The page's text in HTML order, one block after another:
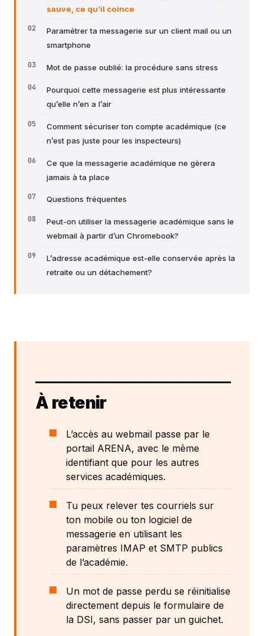
sauve, ce qu’il coince
Paramétrer ta messagerie sur un client mail ou un
smartphone
Mot de passe oublié: la procédure sans stress
Pourquoi cette messagerie est plus intéressante
qu’elle n’en a l’air
Comment sécuriser ton compte académique (ce
n’est pas juste pour les inspecteurs)
Ce que la messagerie académique ne gèrera
jamais à ta place
Questions fréquentes
Peut-on utiliser la messagerie académique sans le
webmail à partir d’un Chromebook?
L’adresse académique est-elle conservée après la
retraite ou un détachement?
À retenir
L’accès au webmail passe par le
portail ARENA, avec le même
identifiant que pour les autres
services académiques.
Tu peux relever tes courriels sur
ton mobile ou ton logiciel de
messagerie en utilisant les
paramètres IMAP et SMTP publics
de l’académie.
Un mot de passe perdu se réinitialise
directement depuis le formulaire de
la DSI, sans passer par un guichet.